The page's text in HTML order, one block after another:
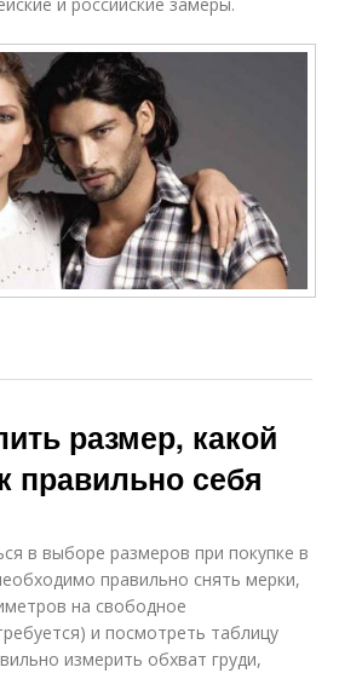
размер, какой
правильно себя
в выборе размеров при покупке в
правильно снять мерки,
на свободное
и посмотреть таблицу
измерить обхват груди,